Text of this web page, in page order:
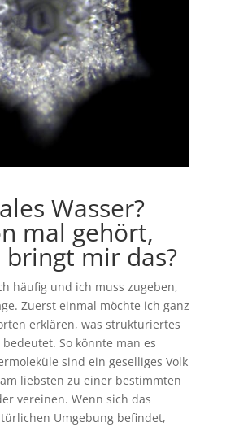
Wasser?
mal gehört,
bringt mir das?
häufig und ich muss zugeben,
Zuerst einmal möchte ich ganz
erklären, was strukturiertes
So könnte man es
sind ein geselliges Volk
liebsten zu einer bestimmten
vereinen. Wenn sich das
Umgebung befindet,